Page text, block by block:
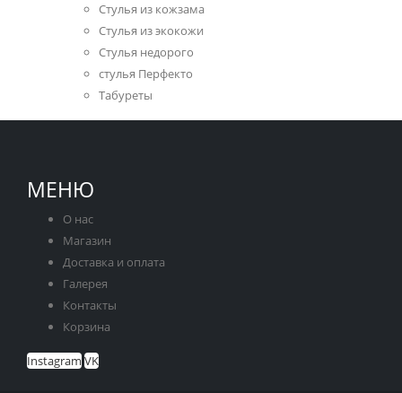
Стулья из кожзама
Стулья из экокожи
Стулья недорого
стулья Перфекто
Табуреты
МЕНЮ
О нас
Магазин
Доставка и оплата
Галерея
Контакты
Корзина
InstagramVK